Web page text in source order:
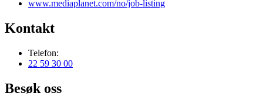
www.mediaplanet.com/no/job-listing
Kontakt
Telefon:
22 59 30 00
Besøk oss